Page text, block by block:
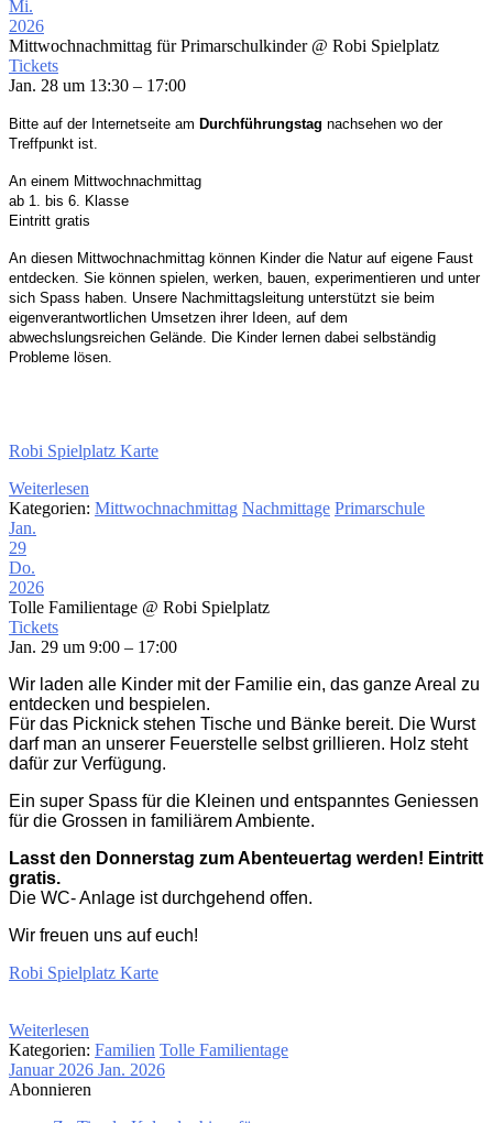
Mi.
2026
Mittwochnachmittag für Primarschulkinder @ Robi Spielplatz
Tickets
Jan. 28 um 13:30 – 17:00
Bitte auf der Internetseite am Durchführungstag nachsehen wo der
Treffpunkt ist.
An einem Mittwochnachmittag
ab 1. bis 6. Klasse
Eintritt gratis
An diesen Mittwochnachmittag können Kinder die Natur auf eigene Faust
entdecken. Sie können spielen, werken, bauen, experimentieren und unter
sich Spass haben. Unsere Nachmittagsleitung unterstützt sie beim
eigenverantwortlichen Umsetzen ihrer Ideen, auf dem
abwechslungsreichen Gelände. Die Kinder lernen dabei selbständig
Probleme lösen.
Robi Spielplatz Karte
Weiterlesen
Kategorien: Mittwochnachmittag Nachmittage Primarschule
Jan.
29
Do.
2026
Tolle Familientage @ Robi Spielplatz
Tickets
Jan. 29 um 9:00 – 17:00
Wir laden alle Kinder mit der Familie ein, das ganze Areal zu
entdecken und bespielen.
Für das Picknick stehen Tische und Bänke bereit. Die Wurst
darf man an unserer Feuerstelle selbst grillieren. Holz steht
dafür zur Verfügung.
Ein super Spass für die Kleinen und entspanntes Geniessen
für die Grossen in familiärem Ambiente.
Lasst den Donnerstag zum Abenteuertag werden! Eintritt
gratis.
Die WC- Anlage ist durchgehend offen.
Wir freuen uns auf euch!
Robi Spielplatz Karte
Weiterlesen
Kategorien: Familien Tolle Familientage
Januar 2026 Jan. 2026
Abonnieren